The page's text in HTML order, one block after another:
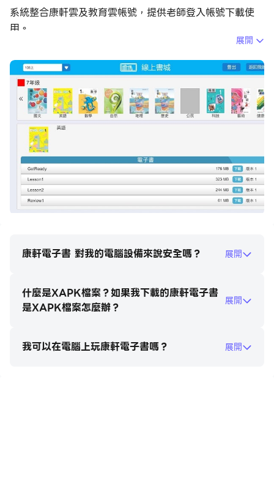
系統整合康軒雲及教育雲帳號，提供老師登入帳號下載使
用。
展開
康軒電子書 對我的電腦設備來說安全嗎？ 展開
什麼是XAPK檔案？如果我下載的康軒電子書
是XAPK檔案怎麼辦？
展開
我可以在電腦上玩康軒電子書嗎？ 展開